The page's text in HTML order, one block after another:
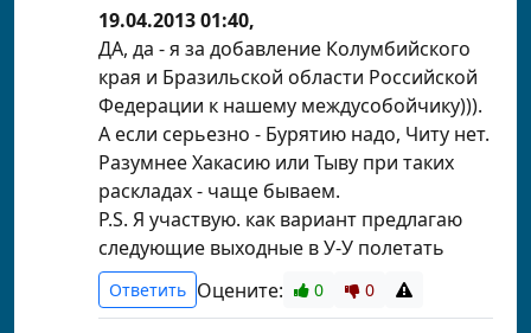
19.04.2013 01:40,
ДА, да - я за добавление Колумбийского
края и Бразильской области Российской
Федерации к нашему междусобойчику))).
А если серьезно - Бурятию надо, Читу нет.
Разумнее Хакасию или Тыву при таких
раскладах - чаще бываем.
P.S. Я участвую. как вариант предлагаю
следующие выходные в У-У полетать
Ответить Оцените: 0 0